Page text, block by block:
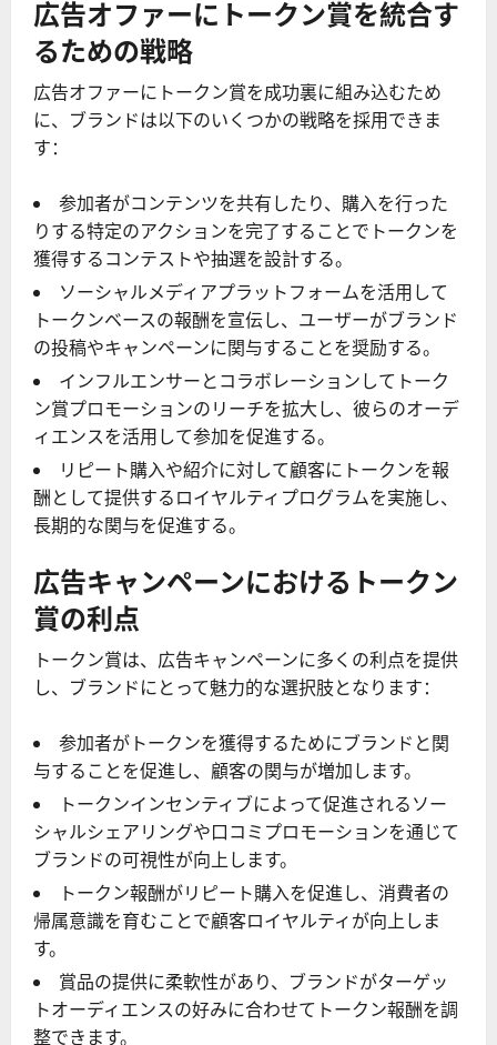
広告オファーにトークン賞を統合す
るための戦略
広告オファーにトークン賞を成功裏に組み込むため
に、ブランドは以下のいくつかの戦略を採用できま
す：
参加者がコンテンツを共有したり、購入を行った
りする特定のアクションを完了することでトークンを
獲得するコンテストや抽選を設計する。
ソーシャルメディアプラットフォームを活用して
トークンベースの報酬を宣伝し、ユーザーがブランド
の投稿やキャンペーンに関与することを奨励する。
インフルエンサーとコラボレーションしてトーク
ン賞プロモーションのリーチを拡大し、彼らのオーデ
ィエンスを活用して参加を促進する。
リピート購入や紹介に対して顧客にトークンを報
酬として提供するロイヤルティプログラムを実施し、
長期的な関与を促進する。
広告キャンペーンにおけるトークン
賞の利点
トークン賞は、広告キャンペーンに多くの利点を提供
し、ブランドにとって魅力的な選択肢となります：
参加者がトークンを獲得するためにブランドと関
与することを促進し、顧客の関与が増加します。
トークンインセンティブによって促進されるソー
シャルシェアリングや口コミプロモーションを通じて
ブランドの可視性が向上します。
トークン報酬がリピート購入を促進し、消費者の
帰属意識を育むことで顧客ロイヤルティが向上しま
す。
賞品の提供に柔軟性があり、ブランドがターゲッ
トオーディエンスの好みに合わせてトークン報酬を調
整できます。